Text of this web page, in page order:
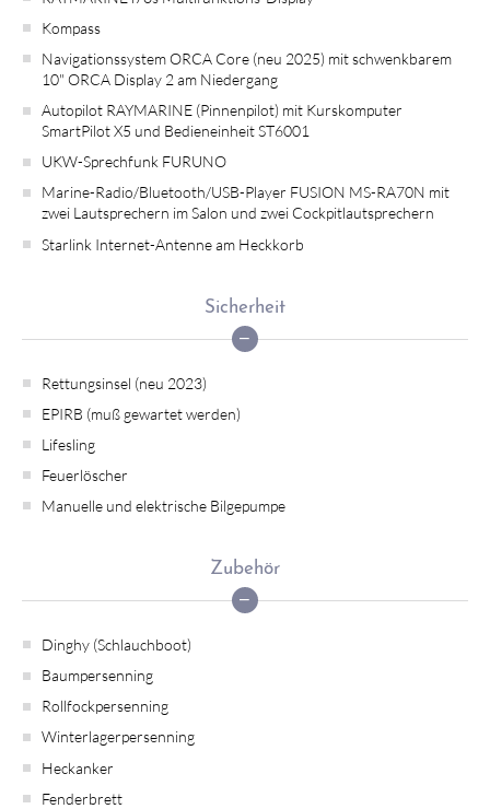
Kompass
Navigationssystem ORCA Core (neu 2025) mit schwenkbarem
10" ORCA Display 2 am Niedergang
Autopilot RAYMARINE (Pinnenpilot) mit Kurskomputer
SmartPilot X5 und Bedieneinheit ST6001
UKW-Sprechfunk FURUNO
Marine-Radio/Bluetooth/USB-Player FUSION MS-RA70N mit
zwei Lautsprechern im Salon und zwei Cockpitlautsprechern
Starlink Internet-Antenne am Heckkorb
Sicherheit
Rettungsinsel (neu 2023)
EPIRB (muß gewartet werden)
Lifesling
Feuerlöscher
Manuelle und elektrische Bilgepumpe
Zubehör
Dinghy (Schlauchboot)
Baumpersenning
Rollfockpersenning
Winterlagerpersenning
Heckanker
Fenderbrett